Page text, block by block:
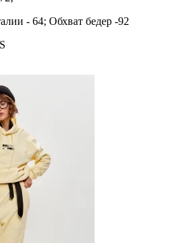
- 64; Обхват бедер -92